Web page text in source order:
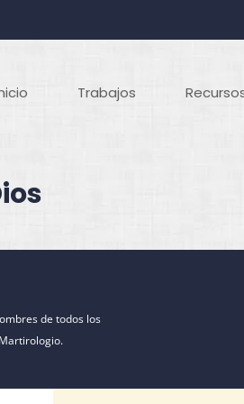
Trabajos
de todos los